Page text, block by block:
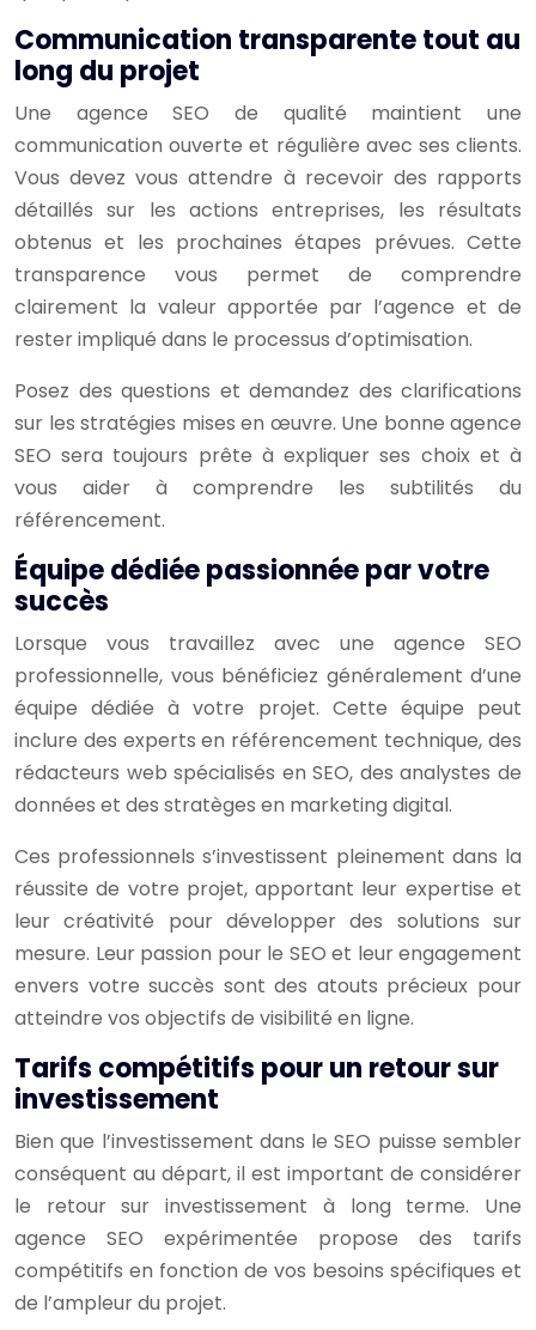
Communication transparente tout au
long du projet
Une agence SEO de qualité maintient une
communication ouverte et régulière avec ses clients.
Vous devez vous attendre à recevoir des rapports
détaillés sur les actions entreprises, les résultats
obtenus et les prochaines étapes prévues. Cette
transparence vous permet de comprendre
clairement la valeur apportée par l’agence et de
rester impliqué dans le processus d’optimisation.
Posez des questions et demandez des clarifications
sur les stratégies mises en œuvre. Une bonne agence
SEO sera toujours prête à expliquer ses choix et à
vous aider à comprendre les subtilités du
référencement.
Équipe dédiée passionnée par votre
succès
Lorsque vous travaillez avec une agence SEO
professionnelle, vous bénéficiez généralement d’une
équipe dédiée à votre projet. Cette équipe peut
inclure des experts en référencement technique, des
rédacteurs web spécialisés en SEO, des analystes de
données et des stratèges en marketing digital.
Ces professionnels s’investissent pleinement dans la
réussite de votre projet, apportant leur expertise et
leur créativité pour développer des solutions sur
mesure. Leur passion pour le SEO et leur engagement
envers votre succès sont des atouts précieux pour
atteindre vos objectifs de visibilité en ligne.
Tarifs compétitifs pour un retour sur
investissement
Bien que l’investissement dans le SEO puisse sembler
conséquent au départ, il est important de considérer
le retour sur investissement à long terme. Une
agence SEO expérimentée propose des tarifs
compétitifs en fonction de vos besoins spécifiques et
de l’ampleur du projet.